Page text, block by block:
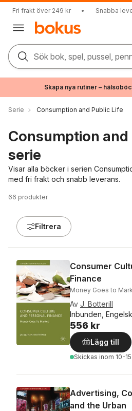
Fri frakt över 249 kr • Snabba
Sök bok, spel, pussel,
Skapa nya rutiner –
Serie Consumption and Public Life
Consumption and
serie
Visar alla böcker i serien
med fri frakt och snabb leverans.
66 produkter
Filtrera
Consumer
Finance
Money Goes to
Av J. Botterill
Inbunden,
556 kr
Lägg till
Skickas inom 10-
Advertising,
and the Urban